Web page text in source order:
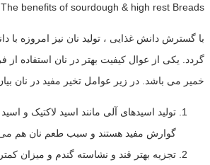
The benefits of sourdough & high rest Breads
با گسترش دانش غذایی ، تولید نان نیز امروزه با
گردد. یکی از عوال کیفیت بهتر در نان استفاده از
خمیر می باشد. در زیر عوامل تخیر مفید در نان
تولید اسیدهای آلی مانند اسید لاکتیک و
گوارش مفید هستند و سبب طعم نان هم می
تجزیه بهتر قند و نشاسته گندم و میزان